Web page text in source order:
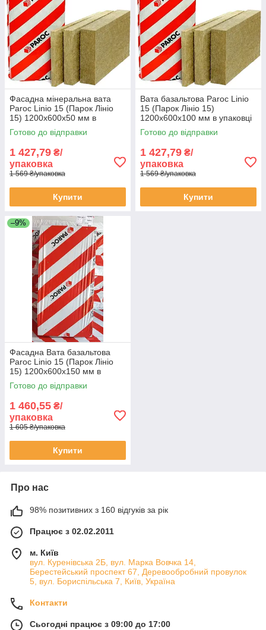
Фасадна мінеральна вата
Paroc Linio 15 (Парок Лініо
15) 1200х600х50 мм в
упаковці 4,32 м2
Готово до відправки
1 427,79 ₴/
упаковка
1 569 ₴/упаковка
Купити
Вата базальтова Paroc Linio
15 (Парок Лініо 15)
1200х600х100 мм в упаковці
2,16 м2
Готово до відправки
1 427,79 ₴/
упаковка
1 569 ₴/упаковка
Купити
–9%
Фасадна Вата базальтова
Paroc Linio 15 (Парок Лініо
15) 1200х600х150 мм в
упаковці 1,44 м2
Готово до відправки
1 460,55 ₴/
упаковка
1 605 ₴/упаковка
Купити
Про нас
98% позитивних з 160 відгуків за рік
Працює з 02.02.2011
м. Київ
вул. Куренівська 2Б, вул. Марка Вовчка 14,
Берестейський проспект 67, Деревообробний провулок
5, вул. Бориспільська 7, Київ, Україна
Контакти
Сьогодні працює з 09:00 до 17:00